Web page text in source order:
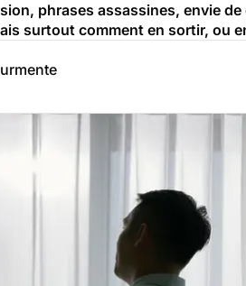
phrases assassines, envie
surtout comment en sortir, ou